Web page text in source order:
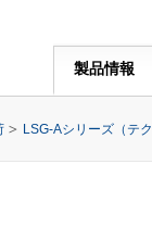
製品情報
LSG-Aシリーズ（テ